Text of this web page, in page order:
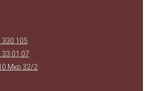
330 105
01 07
Мкр 32/2